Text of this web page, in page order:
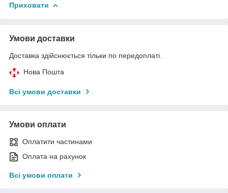
Приховати
Умови доставки
Доставка здійснюється тільки по передоплаті.
Нова Пошта
Всі умови доставки
Умови оплати
Оплатити частинами
Оплата на рахунок
Всі умови оплати